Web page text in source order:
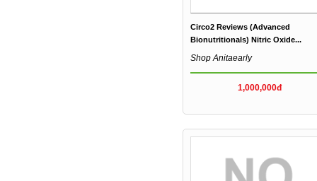
Circo2 Reviews (Advanced
Bionutritionals) Nitric Oxide...
Shop Anitaearly
1,000,000đ